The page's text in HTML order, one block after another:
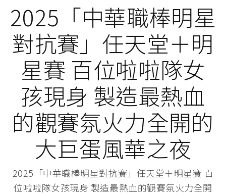
2025「中華職棒明星
對抗賽」任天堂＋明
星賽 百位啦啦隊女
孩現身 製造最熱血
的觀賽氛火力全開的
大巨蛋風華之夜
2025「中華職棒明星對抗賽」任天堂＋明星賽 百
位啦啦隊女孩現身 製造最熱血的觀賽氛火力全開